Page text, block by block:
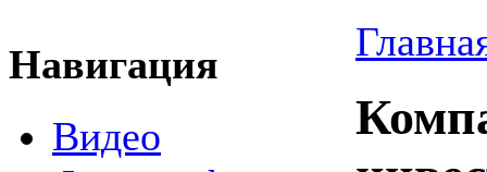
Навигация
Видео